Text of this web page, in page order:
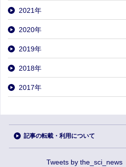
2021年
2020年
2019年
2018年
2017年
記事の転載・利用について
Tweets by the_sci_news